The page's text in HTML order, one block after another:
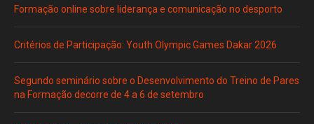
Formação online sobre liderança e comunicação no desporto
Critérios de Participação: Youth Olympic Games Dakar 2026
Segundo seminário sobre o Desenvolvimento do Treino de Pares
na Formação decorre de 4 a 6 de setembro